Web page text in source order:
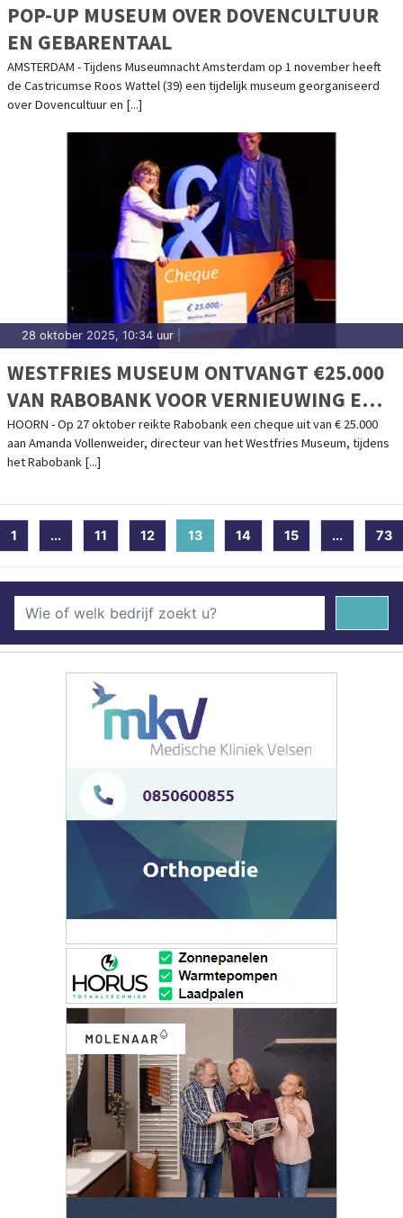
POP-UP MUSEUM OVER DOVENCULTUUR
EN GEBARENTAAL
AMSTERDAM - Tijdens Museumnacht Amsterdam op 1 november heeft
de Castricumse Roos Wattel (39) een tijdelijk museum georganiseerd
over Dovencultuur en [...]
28 oktober 2025, 10:34 uur
WESTFRIES MUSEUM ONTVANGT €25.000
VAN RABOBANK VOOR VERNIEUWING EN
VERBOUWING
HOORN - Op 27 oktober reikte Rabobank een cheque uit van € 25.000
aan Amanda Vollenweider, directeur van het Westfries Museum, tijdens
het Rabobank [...]
1 ... 11 12 13 (current)
14 15 ... 73